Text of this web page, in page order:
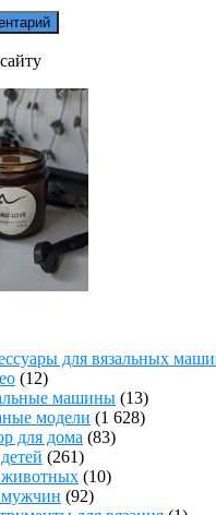
для вязальных
(12)
машины (13)
модели (1 628)
для дома (83)
(261)
(10)
(92)